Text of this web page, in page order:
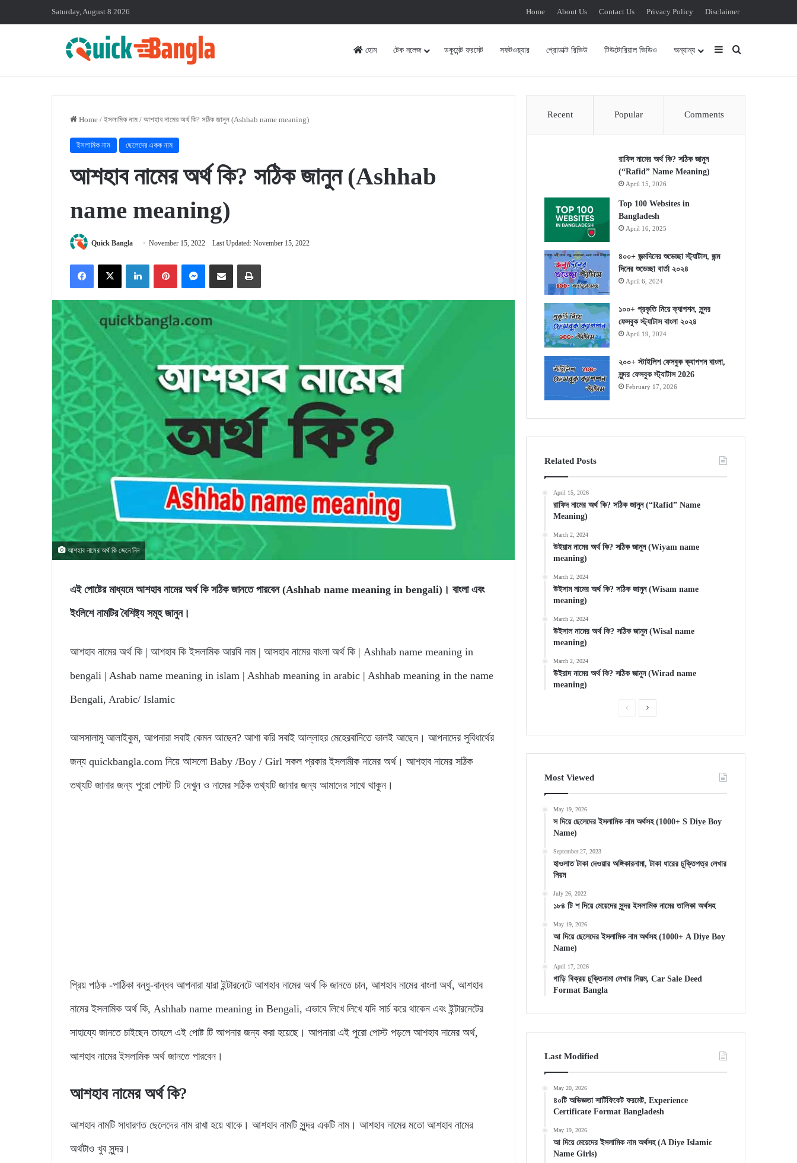
Saturday, August 8 2026 Home About Us Contact Us Privacy Policy Disclaimer
হোম টেক নলেজ ডকুমেন্ট ফরমেট সফটওয়্যার প্রোডাক্ট রিভিউ টিউটোরিয়াল ভিডিও অন্যান্য Sidebar
Home / ইসলামিক নাম / আশহাব নামের অর্থ কি? সঠিক জানুন (Ashhab name meaning)
ইসলামিক নাম ছেলেদের একক নাম
আশহাব নামের অর্থ কি? সঠিক জানুন (Ashhab
name meaning)
Quick Bangla November 15, 2022 Last Updated: November 15, 2022
FacebookX LinkedInPinterestMessengerShare via Email Print
আশহাব নামের অর্থ কি জেনে নিন
এই পোষ্টের মাধ্যমে আশহাব নামের অর্থ কি সঠিক জানতে পারবেন (Ashhab name meaning in bengali)। বাংলা এবং
ইংলিশে নামটির বৈশিষ্ট্য সমূহ জানুন।
আশহাব নামের অর্থ কি | আশহাব কি ইসলামিক আরবি নাম | আসহাব নামের বাংলা অর্থ কি | Ashhab name meaning in
bengali | Ashab name meaning in islam | Ashhab meaning in arabic | Ashhab meaning in the name
Bengali, Arabic/ Islamic
আসসালামু আলাইকুম, আপনারা সবাই কেমন আছেন? আশা করি সবাই আল্লাহর মেহেরবানিতে ভালই আছেন। আপনাদের সুবিধার্থের
জন্য quickbangla.com নিয়ে আসলো Baby /Boy / Girl সকল প্রকার ইসলামীক নামের অর্থ। আশহাব নামের সঠিক
তথ্যটি জানার জন্য পুরো পোস্ট টি দেখুন ও নামের সঠিক তথ্যটি জানার জন্য আমাদের সাথে থাকুন।
প্রিয় পাঠক -পাঠিকা বন্ধু-বান্ধব আপনারা যারা ইন্টারনেটে আশহাব নামের অর্থ কি জানতে চান, আশহাব নামের বাংলা অর্থ, আশহাব
নামের ইসলামিক অর্থ কি, Ashhab name meaning in Bengali, এভাবে লিখে লিখে যদি সার্চ করে থাকেন এবং ইন্টারনেটের
সাহায্যে জানতে চাইছেন তাহলে এই পোষ্ট টি আপনার জন্য করা হয়েছে। আপনারা এই পুরো পোস্ট পড়লে আশহাব নামের অর্থ,
আশহাব নামের ইসলামিক অর্থ জানতে পারবেন।
আশহাব নামের অর্থ কি?
আশহাব নামটি সাধারণত ছেলেদের নাম রাখা হয়ে থাকে। আশহাব নামটি সুন্দর একটি নাম। আশহাব নামের মতো আশহাব নামের
অর্থটাও খুব সুন্দর।
Recent Popular Comments
রাফিদ নামের অর্থ কি? সঠিক জানুন
(“Rafid” Name Meaning)
April 15, 2026
Top 100 Websites in
Bangladesh
April 16, 2025
৪০০+ জন্মদিনের শুভেচ্ছা স্ট্যাটাস, জন্ম
দিনের শুভেচ্ছা বার্তা ২০২৪
April 6, 2024
১০০+ প্রকৃতি নিয়ে ক্যাপশন, সুন্দর
ফেসবুক স্ট্যাটাস বাংলা ২০২৪
April 19, 2024
২০০+ স্টাইলিশ ফেসবুক ক্যাপশন বাংলা,
সুন্দর ফেসবুক স্ট্যাটাস 2026
February 17, 2026
Related Posts
April 15, 2026
রাফিদ নামের অর্থ কি? সঠিক জানুন (“Rafid” Name
Meaning)
March 2, 2024
উইয়াম নামের অর্থ কি? সঠিক জানুন (Wiyam name
meaning)
March 2, 2024
উইসাম নামের অর্থ কি? সঠিক জানুন (Wisam name
meaning)
March 2, 2024
উইসাল নামের অর্থ কি? সঠিক জানুন (Wisal name
meaning)
March 2, 2024
উইরাদ নামের অর্থ কি? সঠিক জানুন (Wirad name
meaning)
PreviousNext
Most Viewed
May 19, 2026
স দিয়ে ছেলেদের ইসলামিক নাম অর্থসহ (1000+ S Diye Boy
Name)
September 27, 2023
হাওলাত টাকা দেওয়ার অঙ্গিকারনামা, টাকা ধারের চুক্তিপত্র লেখার
নিয়ম
July 26, 2022
১৮৪ টি শ দিয়ে মেয়েদের সুন্দর ইসলামিক নামের তালিকা অর্থসহ
May 19, 2026
আ দিয়ে ছেলেদের ইসলামিক নাম অর্থসহ (1000+ A Diye Boy
Name)
April 17, 2026
গাড়ি বিক্রয় চুক্তিনামা লেখার নিয়ম, Car Sale Deed
Format Bangla
Last Modified
May 20, 2026
৪০টি অভিজ্ঞতা সার্টিফিকেট ফরমেট, Experience
Certificate Format Bangladesh
May 19, 2026
আ দিয়ে মেয়েদের ইসলামিক নাম অর্থসহ (A Diye Islamic
Name Girls)